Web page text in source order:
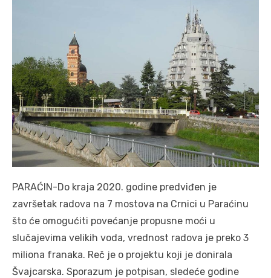
PARAĆIN-Do kraja 2020. godine predviđen je
završetak radova na 7 mostova na Crnici u Paraćinu
što će omogućiti povećanje propusne moći u
slučajevima velikih voda, vrednost radova je preko 3
miliona franaka. Reč je o projektu koji je donirala
Švajcarska. Sporazum je potpisan, sledeće godine